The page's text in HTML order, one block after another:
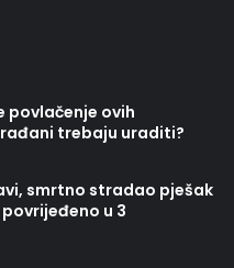
povlačenje ovih
trebaju uraditi?
smrtno stradao pješak
u 3